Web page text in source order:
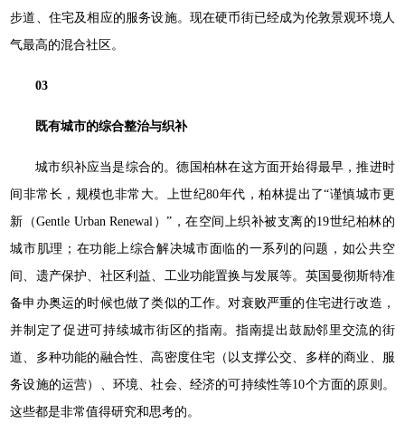
步道、住宅及相应的服务设施。现在硬币街已经成为伦敦景观环境人
气最高的混合社区。
03
既有城市的综合整治与织补
城市织补应当是综合的。德国柏林在这方面开始得最早，推进时
间非常长，规模也非常大。上世纪80年代，柏林提出了“谨慎城市更
新（Gentle Urban Renewal）”，在空间上织补被支离的19世纪柏林的
城市肌理；在功能上综合解决城市面临的一系列的问题，如公共空
间、遗产保护、社区利益、工业功能置换与发展等。英国曼彻斯特准
备申办奥运的时候也做了类似的工作。对衰败严重的住宅进行改造，
并制定了促进可持续城市街区的指南。指南提出鼓励邻里交流的街
道、多种功能的融合性、高密度住宅（以支撑公交、多样的商业、服
务设施的运营）、环境、社会、经济的可持续性等10个方面的原则。
这些都是非常值得研究和思考的。